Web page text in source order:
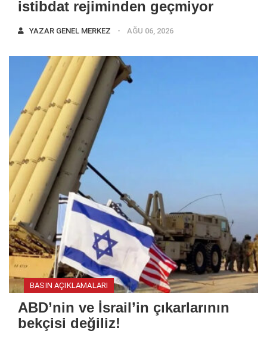
istibdat rejiminden geçmiyor
YAZAR GENEL MERKEZ AĞU 06, 2026
BASIN AÇIKLAMALARI
ABD’nin ve İsrail’in çıkarlarının
bekçisi değiliz!